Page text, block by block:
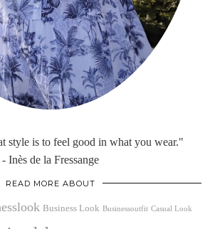
style is to feel good in what you wear."
- Inès de la Fressange
READ MORE ABOUT
Business Look Businessoutfit Casual Look